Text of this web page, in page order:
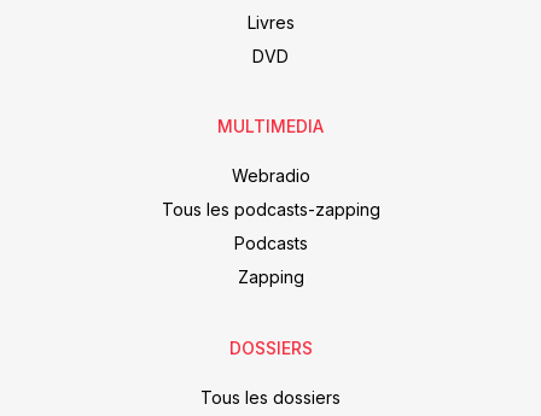
Livres
DVD
MULTIMEDIA
Webradio
Tous les podcasts-zapping
Podcasts
Zapping
DOSSIERS
Tous les dossiers